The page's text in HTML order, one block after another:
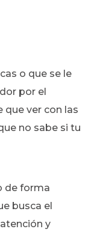
o que se le
por el
que ver con las
no sabe si tu
de forma
busca el
y